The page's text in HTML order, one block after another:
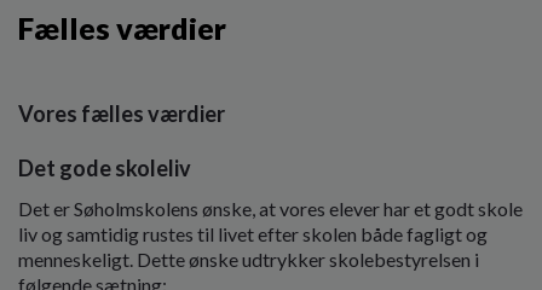
Fælles værdier
Vores fælles værdier
Det gode skoleliv
Det er Søholmskolens ønske, at vores elever har et godt skole
liv og samtidig rustes til livet efter skolen både fagligt og
menneskeligt. Dette ønske udtrykker skolebestyrelsen i
følgende sætning: